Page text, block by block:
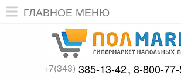
ГЛАВНОЕ МЕНЮ
+7(343) 385-13-42 8-800-